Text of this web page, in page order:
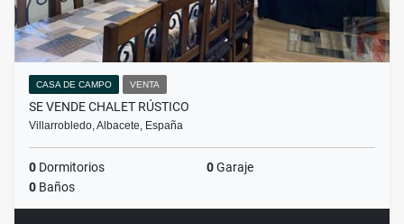
CASA DE CAMPO VENTA
SE VENDE CHALET RÚSTICO
Villarrobledo, Albacete, España
0 Dormitorios 0Garaje
0 Baños